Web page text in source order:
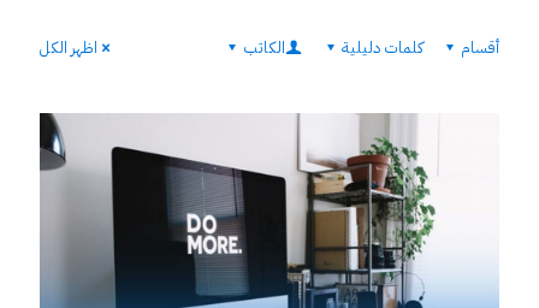
أقسام كلمات دليلية الكاتب اظهر الكل